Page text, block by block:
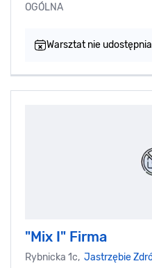
OGÓLNA
Warsztat nie
"Mix I" Firma
Rybnicka 1c, Jastrzębie